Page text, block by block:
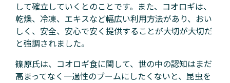
して確立していくとのことです。また、コオロギは、
乾燥、冷凍、エキスなど幅広い利用方法があり、おい
しく、安全、安心で安く提供することが大切が大切だ
と強調されました。
篠原氏は、コオロギ食に関して、世の中の認知はまだ
高まってなく一過性のブームにしたくないと、昆虫を